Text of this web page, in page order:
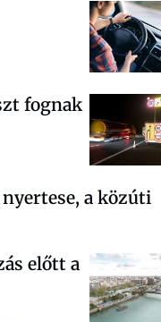
fognak
a közúti
előtt a